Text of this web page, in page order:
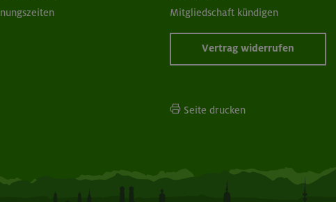
Mitgliedschaft kündigen
Vertrag widerrufen
Seite drucken